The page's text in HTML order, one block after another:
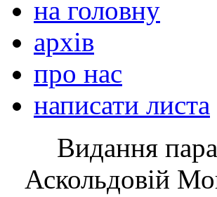
на головну
архів
про нас
написати листа
Видання
Аскольдовій